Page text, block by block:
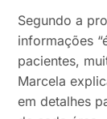
Segundo a
informações
pacientes,
Marcela
em detalhes